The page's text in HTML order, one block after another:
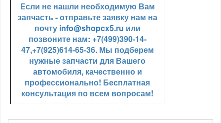
Если не нашли необходимую Вам
запчасть - отправьте заявку нам на
почту info@shopcx5.ru или
позвоните нам: +7(499)390-14-
47,+7(925)614-65-36. Мы подберем
нужные запчасти для Вашего
автомобиля, качественно и
профессионально! Бесплатная
консультация по всем вопросам!